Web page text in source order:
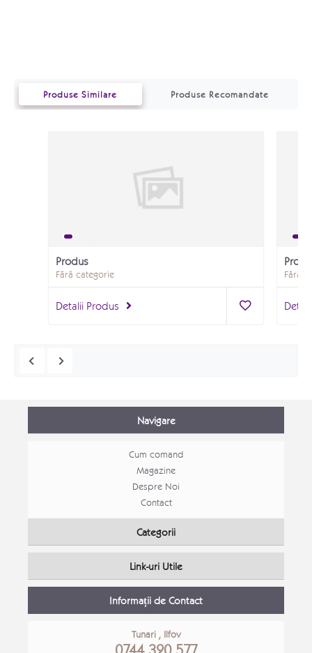
Produse Similare Produse Recomandate
Produs
Fără categorie
Detalii Produs
Fără
Navigare
Cum comand
Magazine
Despre Noi
Contact
Categorii
Link-uri Utile
Informații de Contact
Tunari , Ilfov
0744 320 577